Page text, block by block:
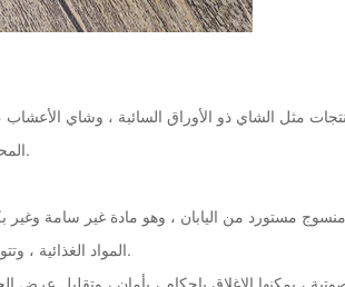
مثل الشاي ذو الأوراق السائبة ، وشاي
المحلي الصيني مثل دارجيلنغ ، وآسام ، وسيلان ، إلخ.
المواد الغذائية ، وتتوافق مع معايير فحص السلامة الوطنية الخاصة بنا.